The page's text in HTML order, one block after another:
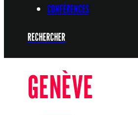
CONFÉRENCES
RECHERCHER
GENÈVE